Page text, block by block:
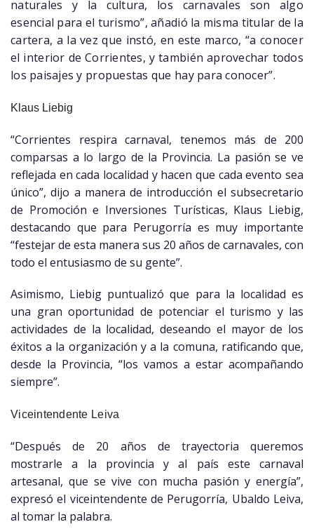
naturales y la cultura, los carnavales son algo
esencial para el turismo”, añadió la misma titular de la
cartera, a la vez que instó, en este marco, “a conocer
el interior de Corrientes, y también aprovechar todos
los paisajes y propuestas que hay para conocer”.
Klaus Liebig
“Corrientes respira carnaval, tenemos más de 200
comparsas a lo largo de la Provincia. La pasión se ve
reflejada en cada localidad y hacen que cada evento sea
único”, dijo a manera de introducción el subsecretario
de Promoción e Inversiones Turísticas, Klaus Liebig,
destacando que para Perugorría es muy importante
“festejar de esta manera sus 20 años de carnavales, con
todo el entusiasmo de su gente”.
Asimismo, Liebig puntualizó que para la localidad es
una gran oportunidad de potenciar el turismo y las
actividades de la localidad, deseando el mayor de los
éxitos a la organización y a la comuna, ratificando que,
desde la Provincia, “los vamos a estar acompañando
siempre”.
Viceintendente Leiva
“Después de 20 años de trayectoria queremos
mostrarle a la provincia y al país este carnaval
artesanal, que se vive con mucha pasión y energía”,
expresó el viceintendente de Perugorría, Ubaldo Leiva,
al tomar la palabra.